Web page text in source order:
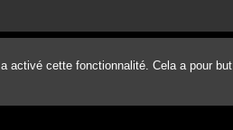
activé cette fonctionnalité. Cela a pour but